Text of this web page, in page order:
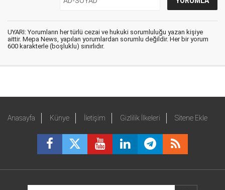
UYARI: Yorumların her türlü cezai ve hukuki sorumluluğu yazan kişiye
aittir. Mepa News, yapılan yorumlardan sorumlu değildir. Her bir yorum
600 karakterle (boşluklu) sınırlıdır.
Anasayfa Künye İletişim Gizlilik İlkeleri Sitene Ekle